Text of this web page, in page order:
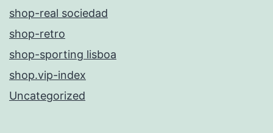
shop-real sociedad
shop-retro
shop-sporting lisboa
shop.vip-index
Uncategorized